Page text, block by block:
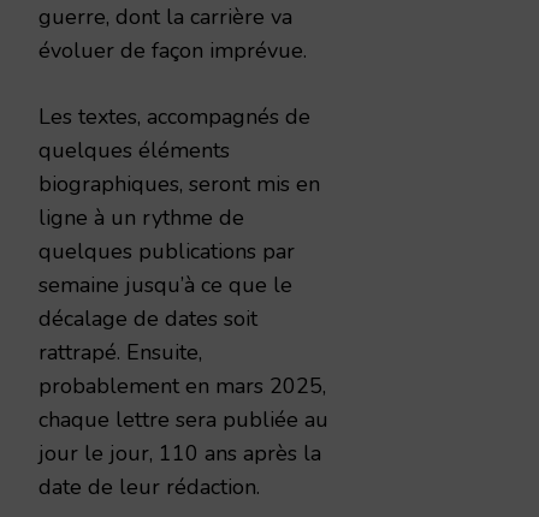
guerre, dont la carrière va
évoluer de façon imprévue.
Les textes, accompagnés de
quelques éléments
biographiques, seront mis en
ligne à un rythme de
quelques publications par
semaine jusqu’à ce que le
décalage de dates soit
rattrapé. Ensuite,
probablement en mars 2025,
chaque lettre sera publiée au
jour le jour, 110 ans après la
date de leur rédaction.